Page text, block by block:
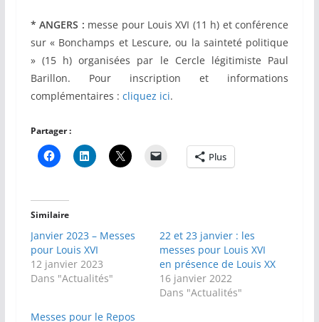
* ANGERS : messe pour Louis XVI (11 h) et conférence
sur « Bonchamps et Lescure, ou la sainteté politique
» (15 h) organisées par le Cercle légitimiste Paul
Barillon. Pour inscription et informations
complémentaires : cliquez ici.
Partager :
Plus
Similaire
Janvier 2023 – Messes
pour Louis XVI
12 janvier 2023
Dans "Actualités"
22 et 23 janvier : les
messes pour Louis XVI
en présence de Louis XX
16 janvier 2022
Dans "Actualités"
Messes pour le Repos